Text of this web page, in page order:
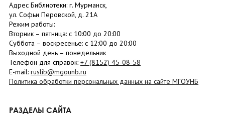
Адрес Библиотеки: г. Мурманск,
ул. Софьи Перовской, д. 21А
Режим работы:
Вторник – пятница: с 10:00 до 20:00
Суббота – воскресенье: c 12:00 до 20:00
Выходной день – понедельник
Телефон для справок: +7 (8152) 45-08-58
E-mail: ruslib@mgounb.ru
Политика обработки персональных данных на сайте МГОУНБ
РАЗДЕЛЫ САЙТА